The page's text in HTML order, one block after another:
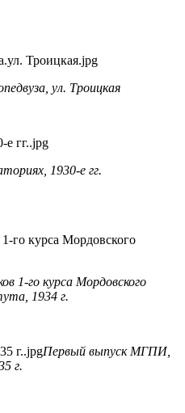
ул. Троицкая
ях, 1930-е гг.
1-го курса Мордовского
1934 г.
Первый выпуск МГПИ,
г.